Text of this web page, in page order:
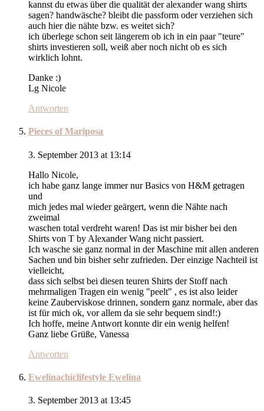
kannst du etwas über die qualität der alexander wang shirts
sagen? handwäsche? bleibt die passform oder verziehen sich
auch hier die nähte bzw. es weitet sich?
ich überlege schon seit längerem ob ich in ein paar "teure"
shirts investieren soll, weiß aber noch nicht ob es sich
wirklich lohnt.
Danke :)
Lg Nicole
Antworten
Pieces of Mariposa
3. September 2013 at 13:14
Hallo Nicole,
ich habe ganz lange immer nur Basics von H&M getragen
und
mich jedes mal wieder geärgert, wenn die Nähte nach
zweimal
waschen total verdreht waren! Das ist mir bisher bei den
Shirts von T by Alexander Wang nicht passiert.
Ich wasche sie ganz normal in der Maschine mit allen anderen
Sachen und bin bisher sehr zufrieden. Der einzige Nachteil ist
vielleicht,
dass sich selbst bei diesen teuren Shirts der Stoff nach
mehrmaligen Tragen ein wenig "peelt" , es ist also leider
keine Zauberviskose drinnen, sondern ganz normale, aber das
ist für mich ok, vor allem da sie sehr bequem sind!:)
Ich hoffe, meine Antwort konnte dir ein wenig helfen!
Ganz liebe Grüße, Vanessa
Antworten
Ewelinachiclifestyle Ewelina
3. September 2013 at 13:45